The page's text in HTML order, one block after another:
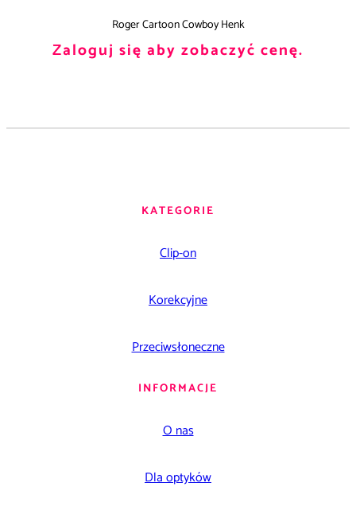
Roger Cartoon Cowboy Henk
Zaloguj się aby zobaczyć cenę.
KATEGORIE
Clip-on
Korekcyjne
Przeciwsłoneczne
INFORMACJE
O nas
Dla optyków